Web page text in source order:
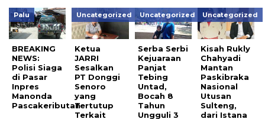
Palu
BREAKING
NEWS:
Polisi Siaga
di Pasar
Inpres
Manonda
Pascakeributan
Uncategorized
Ketua
JARRI
Sesalkan
PT Donggi
Senoro
yang
Tertutup
Terkait
Uncategorized
Serba Serbi
Kejuaraan
Panjat
Tebing
Untad,
Bocah 8
Tahun
Ungguli 3
Uncategorized
Kisah Rukly
Chahyadi
Mantan
Paskibraka
Nasional
Utusan
Sulteng,
dari Istana